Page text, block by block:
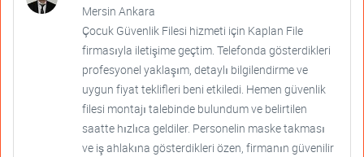
Mersin Ankara
Çocuk Güvenlik Filesi hizmeti için Kaplan File
firmasıyla iletişime geçtim. Telefonda gösterdikleri
profesyonel yaklaşım, detaylı bilgilendirme ve
uygun fiyat teklifleri beni etkiledi. Hemen güvenlik
filesi montajı talebinde bulundum ve belirtilen
saatte hızlıca geldiler. Personelin maske takması
ve iş ahlakına gösterdikleri özen, firmanın güvenilir